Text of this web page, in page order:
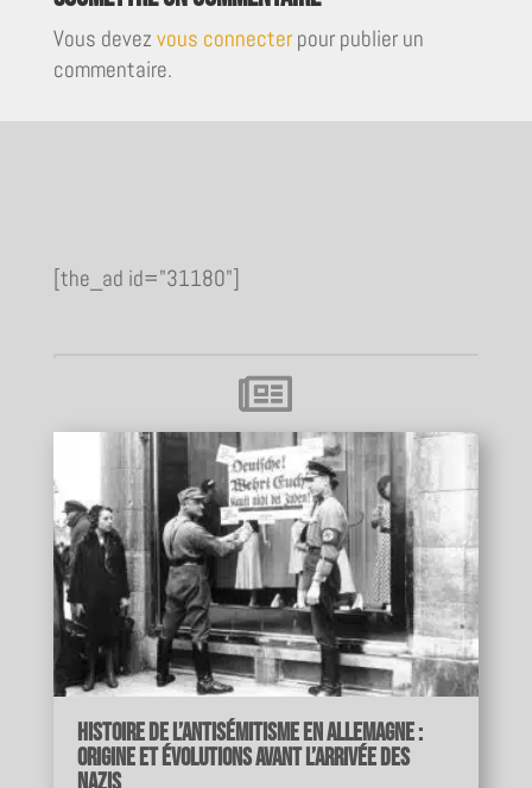
Vous devez vous connecterpour publier un
commentaire.
[the_ad id="31180"]

Histoire de l’antisémitisme en Allemagne :
origine et évolutions avant l’arrivée des